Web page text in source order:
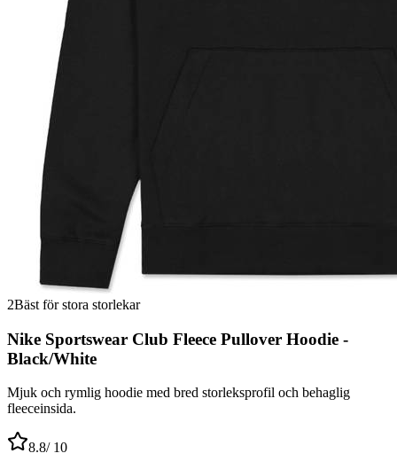
2Bäst för stora storlekar
Nike Sportswear Club Fleece Pullover Hoodie -
Black/White
Mjuk och rymlig hoodie med bred storleksprofil och behaglig
fleeceinsida.
8.8/ 10